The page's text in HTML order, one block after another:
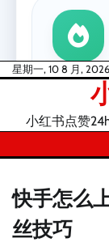
Skip星期一, 10 8 月, 2026
小红书点赞
快手怎么
丝技巧